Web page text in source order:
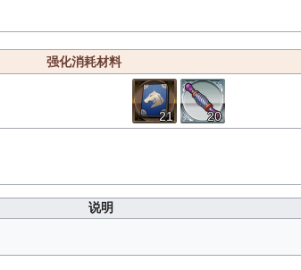
强化消耗材料
21
20
说明